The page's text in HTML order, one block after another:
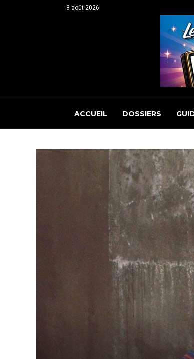
8 août 2026
ACCUEIL DOSSIERS